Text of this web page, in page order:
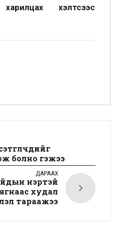
хэлтсээс
болно гэжээ
ДАРААХ
нэртэй
худал
тараажээ